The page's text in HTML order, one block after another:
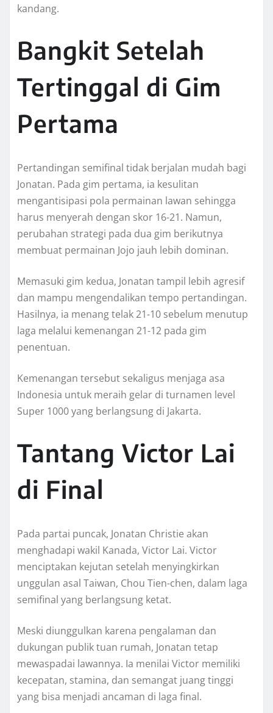
kandang.
Bangkit Setelah
Tertinggal di Gim
Pertama
Pertandingan semifinal tidak berjalan mudah bagi
Jonatan. Pada gim pertama, ia kesulitan
mengantisipasi pola permainan lawan sehingga
harus menyerah dengan skor 16-21. Namun,
perubahan strategi pada dua gim berikutnya
membuat permainan Jojo jauh lebih dominan.
Memasuki gim kedua, Jonatan tampil lebih agresif
dan mampu mengendalikan tempo pertandingan.
Hasilnya, ia menang telak 21-10 sebelum menutup
laga melalui kemenangan 21-12 pada gim
penentuan.
Kemenangan tersebut sekaligus menjaga asa
Indonesia untuk meraih gelar di turnamen level
Super 1000 yang berlangsung di Jakarta.
Tantang Victor Lai
di Final
Pada partai puncak, Jonatan Christie akan
menghadapi wakil Kanada, Victor Lai. Victor
menciptakan kejutan setelah menyingkirkan
unggulan asal Taiwan, Chou Tien-chen, dalam laga
semifinal yang berlangsung ketat.
Meski diunggulkan karena pengalaman dan
dukungan publik tuan rumah, Jonatan tetap
mewaspadai lawannya. Ia menilai Victor memiliki
kecepatan, stamina, dan semangat juang tinggi
yang bisa menjadi ancaman di laga final.